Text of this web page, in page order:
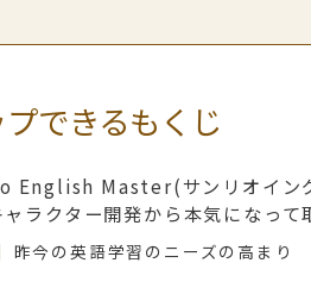
できるもくじ
English Master(サンリオイン
ャラクター開発から本気になって
昨今の英語学習のニーズの高まり